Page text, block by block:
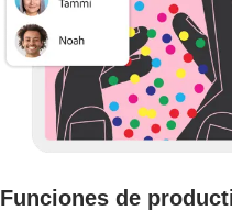
Funciones de